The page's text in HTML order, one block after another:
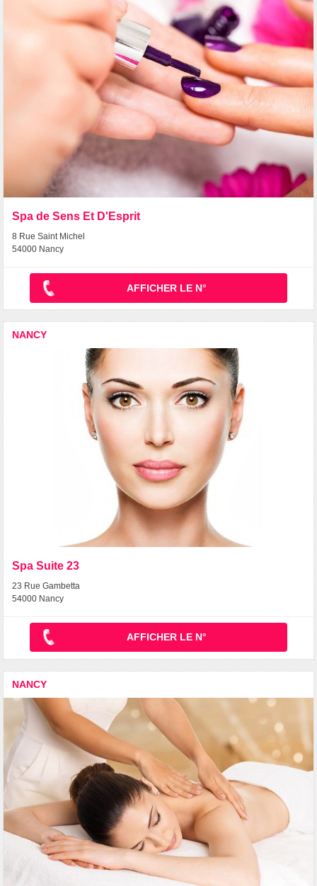
Spa de Sens Et D'Esprit
8 Rue Saint Michel
54000 Nancy
AFFICHER LE N°
NANCY
Spa Suite 23
23 Rue Gambetta
54000 Nancy
AFFICHER LE N°
NANCY